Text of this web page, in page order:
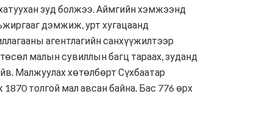
зуд болжээ. Аймгийн хэмжээнд
дэмжиж, урт хугацаанд
агентлагийн санхүүжилтээр
малын сувиллын багц тараах, зуданд
Малжуулах хөтөлбөрт Сүхбаатар
толгой мал авсан байна. Бас 776 өрх